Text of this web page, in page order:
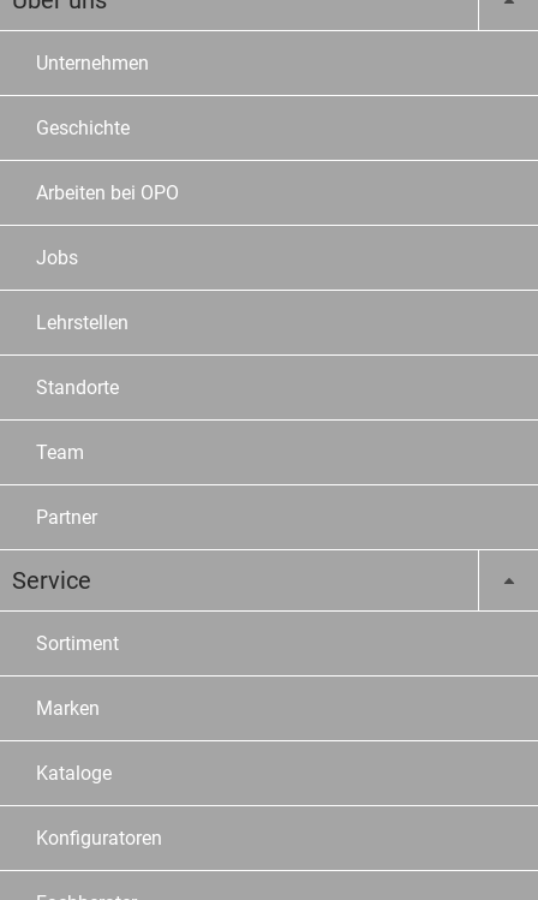
Unternehmen
Geschichte
Arbeiten bei OPO
Jobs
Lehrstellen
Standorte
Team
Partner
Service
Sortiment
Marken
Kataloge
Konfiguratoren